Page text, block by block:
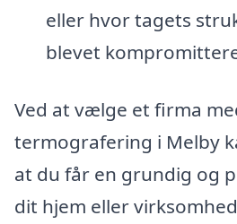
eller hvor tagets
blevet
Ved at vælge et firma
termografering i Melby
at du får en grundig og
dit hjem eller